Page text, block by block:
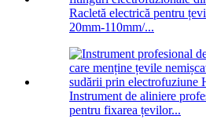
Racletă electrică pentru
20mm-110mm/...
Instrument de aliniere
pentru fixarea țevilor...